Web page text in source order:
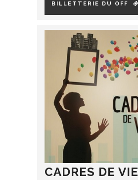
BILLETTERIE DU OFF
CADRES DE VIE